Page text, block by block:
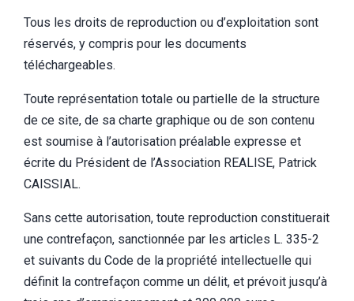
Tous les droits de reproduction ou d’exploitation sont
réservés, y compris pour les documents
téléchargeables.
Toute représentation totale ou partielle de la structure
de ce site, de sa charte graphique ou de son contenu
est soumise à l’autorisation préalable expresse et
écrite du Président de l’Association REALISE, Patrick
CAISSIAL.
Sans cette autorisation, toute reproduction constituerait
une contrefaçon, sanctionnée par les articles L. 335-2
et suivants du Code de la propriété intellectuelle qui
définit la contrefaçon comme un délit, et prévoit jusqu’à